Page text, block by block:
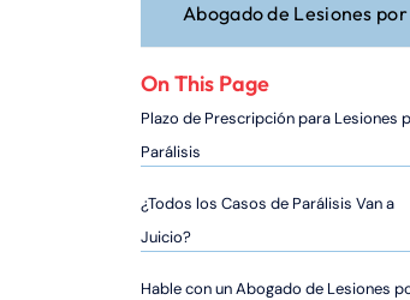
b
o
g
a
o
d
e
P
er
Abogado de Lesiones
On This Page
Plazo de Prescripción para Lesiones
Parálisis
¿Todos los Casos de Parálisis Van a
Juicio?
Hable con un Abogado de Lesiones